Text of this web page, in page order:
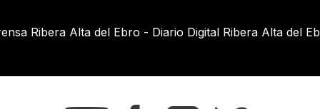
Ribera Alta del Ebro - Diario Digital Ribera Alta del